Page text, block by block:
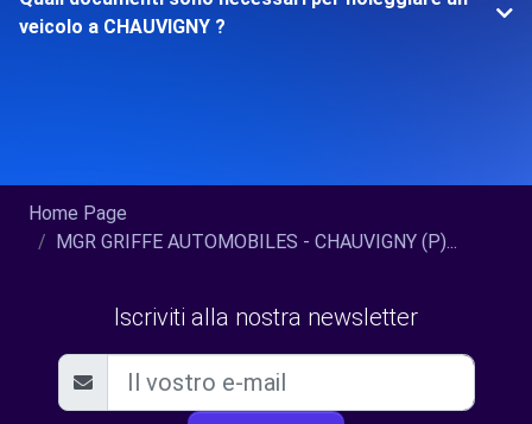
veicolo a CHAUVIGNY ?
Home Page
MGR GRIFFE AUTOMOBILES - CHAUVIGNY (P)...
Iscriviti alla nostra newsletter